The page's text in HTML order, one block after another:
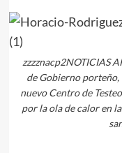
zzzznacp2NOTICIAS
de Gobierno
nuevo Centro de
por la ola de calor en